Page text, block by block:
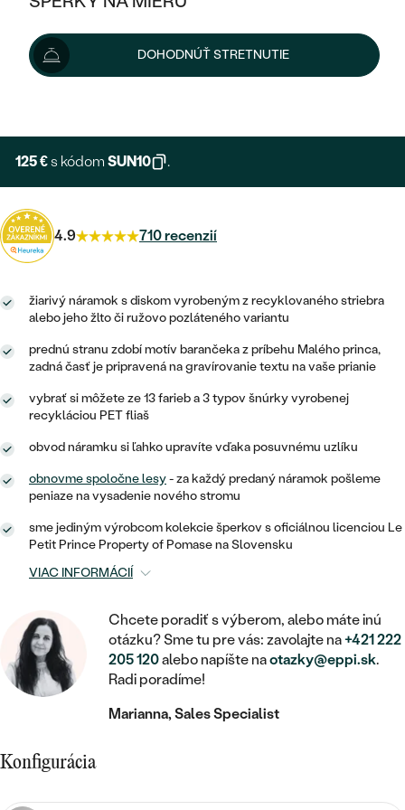
KOMBINOVANÉ ZLATO
PODĽA ŠTÝLU
BEZ KAMEŇA
VYKROJENÉ
NETRADIČNÉ
TEPANÉ
RUČNE RYTÉ
S VÝPLŇOU
SVADOBNÉ SETY
LUXUSNÉ
POSTRANNÉ DRAHOKAMY
HALO
VINTAGE
OBRÚČOK
NETRADIČNÉ
ZOSTAVTE SI PRSTEŇ
ZAČAŤ S PRSTEŇOM
ZAČAŤ S DIAMANTOM
ZAČAŤ S LABGROWN DIAMANTOM
ZAČAŤ S FAREBNÝM DIAMANTOM
PODĽA DRAHOKAMU
LAB GROWN DIAMANT
MOISSANIT
FAREBNÝ DIAMANT
ČIERNY DIAMANT
VÝPREDAJ
ŠPERKY ČO POMÁHAJÚ
PODĽA TYPU
PRSTENE
PRÍVESKY
NÁRAMKY
SETY
PÁNSKE ŠPERKY
BROŠNE
DOPLNKY
PODĽA MATERIÁLU
ZLATÉ
STRIEBORNÉ
PLATINOVÉ
PODĽA DRAHOKAMU
S DIAMANTMI
PLATINOVÉ
NAPICHOVACIE
MINIMALISTICKÉ
SOLITÉR
V TVARE SRDCA
DETSKÉ
S DIAMANTMI
S PERLAMI
PODĽA CENY
ZLATÉ
STRIEBORNÉ
SOLITÉR
NARODENIE DIEŤAŤA
PERSONALIZOVANÉ
SO ZNAMENÍM ZVEROKRUHU
MINIMALISTICKÉ
RETIAZKY
V TVARE SRDCA
SO ZVIERATAMI
PODĽA DRAHOKAMU
S DIAMANTMI
S DRAHOKAMAMI
S PERLAMI
PODĽA CENY
VÝPREDAJ
ZLATÉ
PLATINOVÉ
ETERNITY
MINIMALISTICKÉ
STATEMENT
PEČATNÉ
PERSONALIZOVANÉ
PODĽA DRAHOKAMU
S DRAHOKAMAMI
S PERLAMI
CENOVO DOSTUPNÉ
DOHODNÚŤ STRETNUTIE
139 €
Šperk vám doručíme do 7 - 10 prac. dní. Možnosti doručenia
125 €s kódom SUN10 .
4.9 710 recenzií
žiarivý náramok s diskom vyrobeným z recyklovaného striebra
alebo jeho žlto či ružovo pozláteného variantu
prednú stranu zdobí motív barančeka z príbehu Malého princa,
zadná časť je pripravená na gravírovanie textu na vaše prianie
vybrať si môžete ze 13 farieb a 3 typov šnúrky vyrobenej
recykláciou PET fliaš
obvod náramku si ľahko upravíte vďaka posuvnému uzlíku
obnovme spoločne lesy- za každý predaný náramok pošleme
peniaze na vysadenie nového stromu
sme jediným výrobcom kolekcie šperkov s oficiálnou licenciou Le
Petit Prince Property of Pomase na Slovensku
VIAC INFORMÁCIÍ
Chcete poradiť s výberom, alebo máte inú
otázku? Sme tu pre vás: zavolajte na+421 222
205 120alebo napíšte naotazky@eppi.sk.
Radi poradíme!
Marianna, Sales Specialist
Konfigurácia